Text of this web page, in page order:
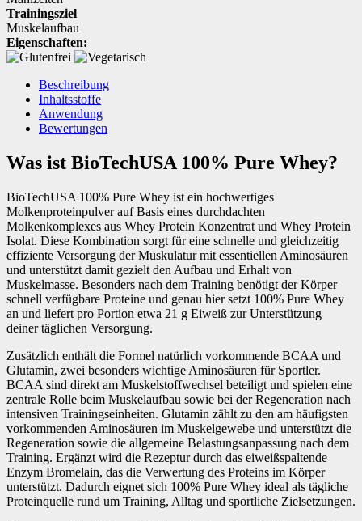
Trainingsziel
Muskelaufbau
Eigenschaften:
Beschreibung
Inhaltsstoffe
Anwendung
Bewertungen
Was ist BioTechUSA 100% Pure Whey?
BioTechUSA 100% Pure Whey ist ein hochwertiges
Molkenproteinpulver auf Basis eines durchdachten
Molkenkomplexes aus Whey Protein Konzentrat und Whey Protein
Isolat. Diese Kombination sorgt für eine schnelle und gleichzeitig
effiziente Versorgung der Muskulatur mit essentiellen Aminosäuren
und unterstützt damit gezielt den Aufbau und Erhalt von
Muskelmasse. Besonders nach dem Training benötigt der Körper
schnell verfügbare Proteine und genau hier setzt 100% Pure Whey
an und liefert pro Portion etwa 21 g Eiweiß zur Unterstützung
deiner täglichen Versorgung.
Zusätzlich enthält die Formel natürlich vorkommende BCAA und
Glutamin, zwei besonders wichtige Aminosäuren für Sportler.
BCAA sind direkt am Muskelstoffwechsel beteiligt und spielen eine
zentrale Rolle beim Muskelaufbau sowie bei der Regeneration nach
intensiven Trainingseinheiten. Glutamin zählt zu den am häufigsten
vorkommenden Aminosäuren im Muskelgewebe und unterstützt die
Regeneration sowie die allgemeine Belastungsanpassung nach dem
Training. Ergänzt wird die Rezeptur durch das eiweißspaltende
Enzym Bromelain, das die Verwertung des Proteins im Körper
unterstützt. Dadurch eignet sich 100% Pure Whey ideal als tägliche
Proteinquelle rund um Training, Alltag und sportliche Zielsetzungen.